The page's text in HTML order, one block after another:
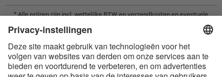
* Alle prijzen zijn incl. wettelijke BTW en verzendkosten en eventuele
rembourskosten, indien niet anders beschreven
handelsmerken van Bluetooth SIG, Inc. en elk gebruik van dergelijke
Apple, het Apple logo en Apple Watch zijn handelsmerken van Apple Inc.